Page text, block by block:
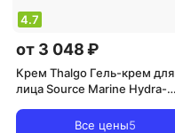
4.7
от 3 048 ₽
Крем Thalgo Гель-крем для
лица Source Marine Hydra-
Все цены5